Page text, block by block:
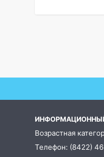
мужчина
непогода:
м/с
12:31
иномарку из
760 тысяч
Возрастная
Телефон: (8422)